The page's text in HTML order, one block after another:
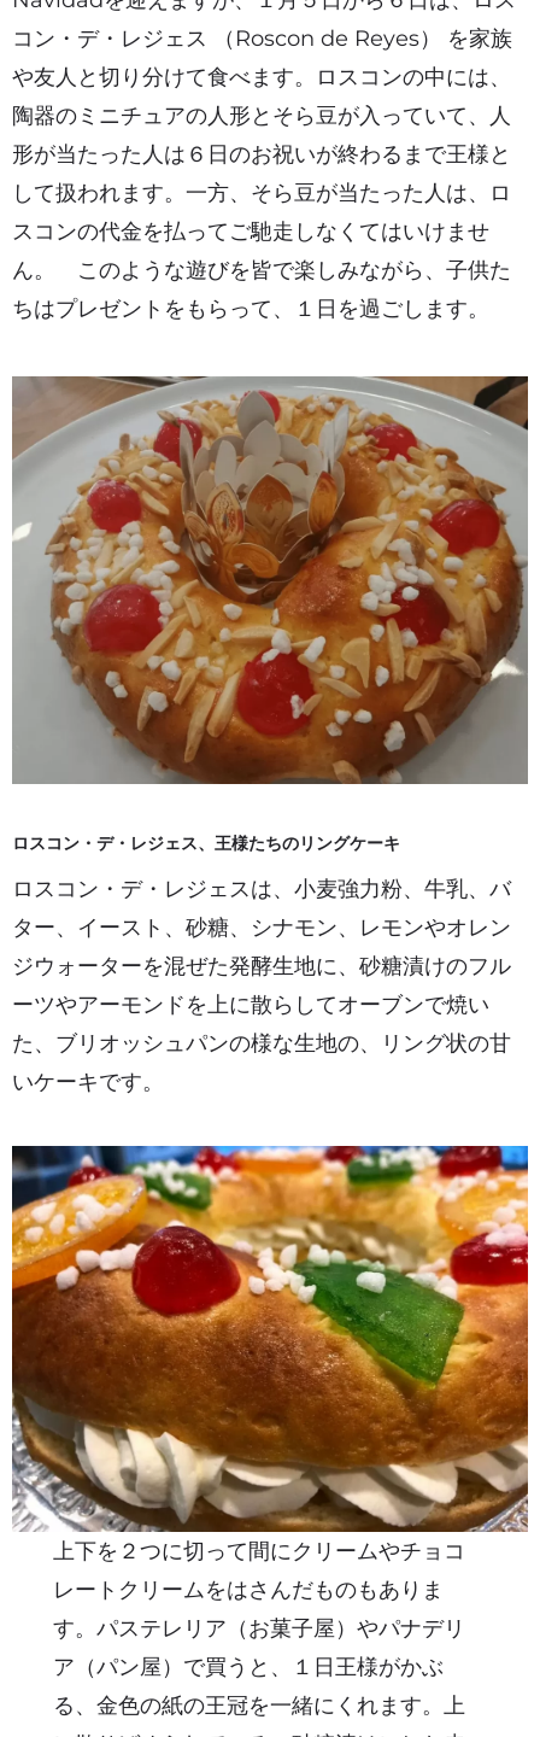
コン・デ・レジェス （Roscon de Reyes） を家族
や友人と切り分けて食べます。ロスコンの中には、
陶器のミニチュアの人形とそら豆が入っていて、人
形が当たった人は６日のお祝いが終わるまで王様と
して扱われます。一方、そら豆が当たった人は、ロ
スコンの代金を払ってご馳走しなくてはいけませ
ん。 このような遊びを皆で楽しみながら、子供た
ちはプレゼントをもらって、１日を過ごします。
ロスコン・デ・レジェス、王様たちのリングケーキ
ロスコン・デ・レジェスは、小麦強力粉、牛乳、バ
ター、イースト、砂糖、シナモン、レモンやオレン
ジウォーターを混ぜた発酵生地に、砂糖漬けのフル
ーツやアーモンドを上に散らしてオーブンで焼い
た、ブリオッシュパンの様な生地の、リング状の甘
いケーキです。
上下を２つに切って間にクリームやチョコ
レートクリームをはさんだものもありま
す。パステレリア（お菓子屋）やパナデリ
ア（パン屋）で買うと、１日王様がかぶ
る、金色の紙の王冠を一緒にくれます。上